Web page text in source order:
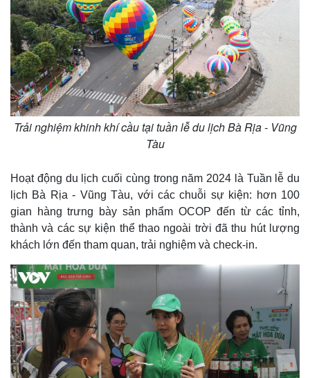
Chứng khoán
Giá cà phê
Trải nghiệm khinh khí cầu tại tuần lễ du lịch Bà Rịa - Vũng
Tàu
Hoạt động du lịch cuối cùng trong năm 2024 là Tuần lễ du
lịch Bà Rịa - Vũng Tàu, với các chuỗi sự kiện: hơn 100
gian hàng trưng bày sản phẩm OCOP đến từ các tỉnh,
thành và các sự kiện thể thao ngoài trời đã thu hút lượng
khách lớn đến tham quan, trải nghiệm và check-in.